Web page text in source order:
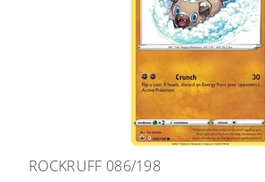
ROCKRUFF 086/198